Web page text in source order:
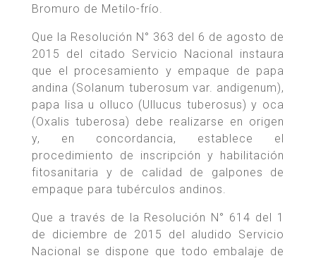
Bromuro de Metilo-frío.
Que la Resolución N° 363 del 6 de agosto de
2015 del citado Servicio Nacional instaura
que el procesamiento y empaque de papa
andina (Solanum tuberosum var. andigenum),
papa lisa u olluco (Ullucus tuberosus) y oca
(Oxalis tuberosa) debe realizarse en origen
y, en concordancia, establece el
procedimiento de inscripción y habilitación
fitosanitaria y de calidad de galpones de
empaque para tubérculos andinos.
Que a través de la Resolución N° 614 del 1
de diciembre de 2015 del aludido Servicio
Nacional se dispone que todo embalaje de